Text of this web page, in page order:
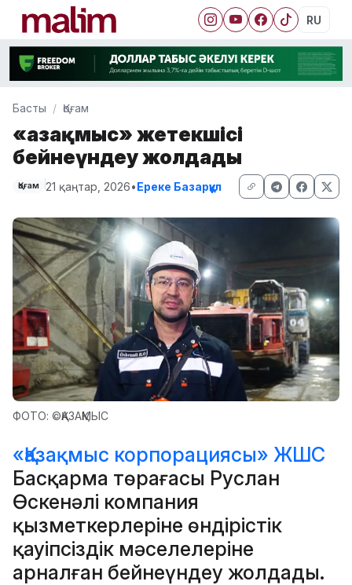
RU
Басты Қоғам
«Қазақмыс» жетекшісі
бейнеүндеу жолдады
Қоғам 21 қаңтар, 2026•Ереке Базарқұл
ФОТО: ©ҚАЗАҚМЫС
«Қазақмыс корпорациясы» ЖШС
Басқарма төрағасы Руслан
Өскенәлі компания
қызметкерлеріне өндірістік
қауіпсіздік мәселелеріне
арналған бейнеүндеу жолдады.